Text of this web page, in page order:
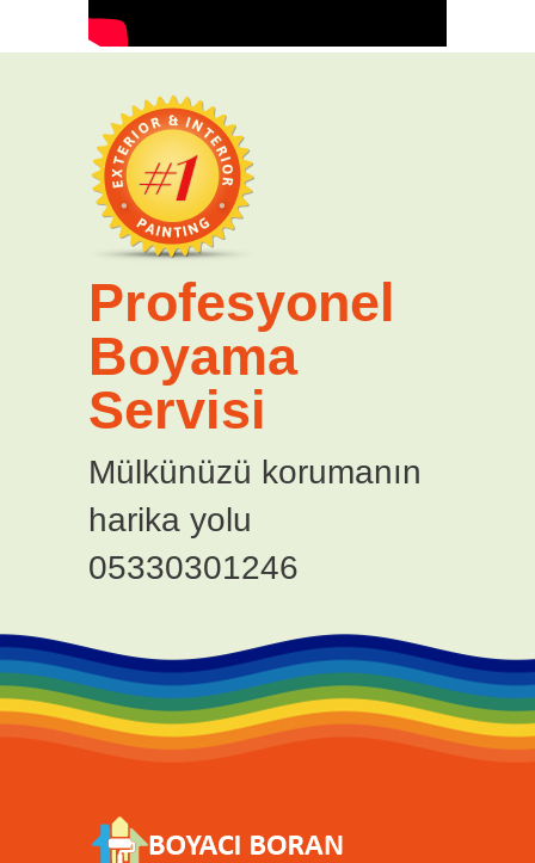
Profesyonel
Boyama
Servisi
Mülkünüzü korumanın
harika yolu
05330301246